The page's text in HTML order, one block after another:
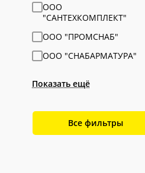
ООО
"САНТЕХКОМПЛЕКТ"
ООО "ПРОМСНАБ"
ООО "СНАБАРМАТУРА"
Показать ещё
Все фильтры